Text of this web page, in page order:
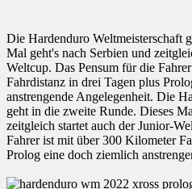
Die Hardenduro Weltmeisterschaft
Mal geht's nach Serbien und
Weltcup. Das Pensum für die
Fahrdistanz in drei Tagen plus
anstrengende Angelegenheit. Die
geht in die zweite Runde. Dieses
zeitgleich startet auch der Junior-
Fahrer ist mit über 300 Kilometer
Prolog eine doch ziemlich